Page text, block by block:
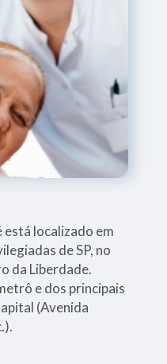
está localizado em
de SP, no
da Liberdade.
e dos principais
(Avenida